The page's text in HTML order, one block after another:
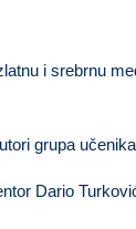
i srebrnu
grupa
Dario